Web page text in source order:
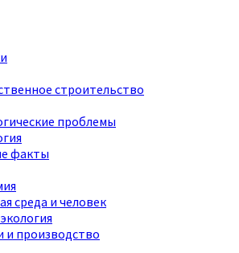
строительство
проблемы
факты
среда и человек
и производство